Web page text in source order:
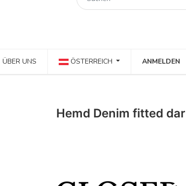
ÜBER UNS ÖSTERREICH ANMELDEN
Hemd Denim fitted